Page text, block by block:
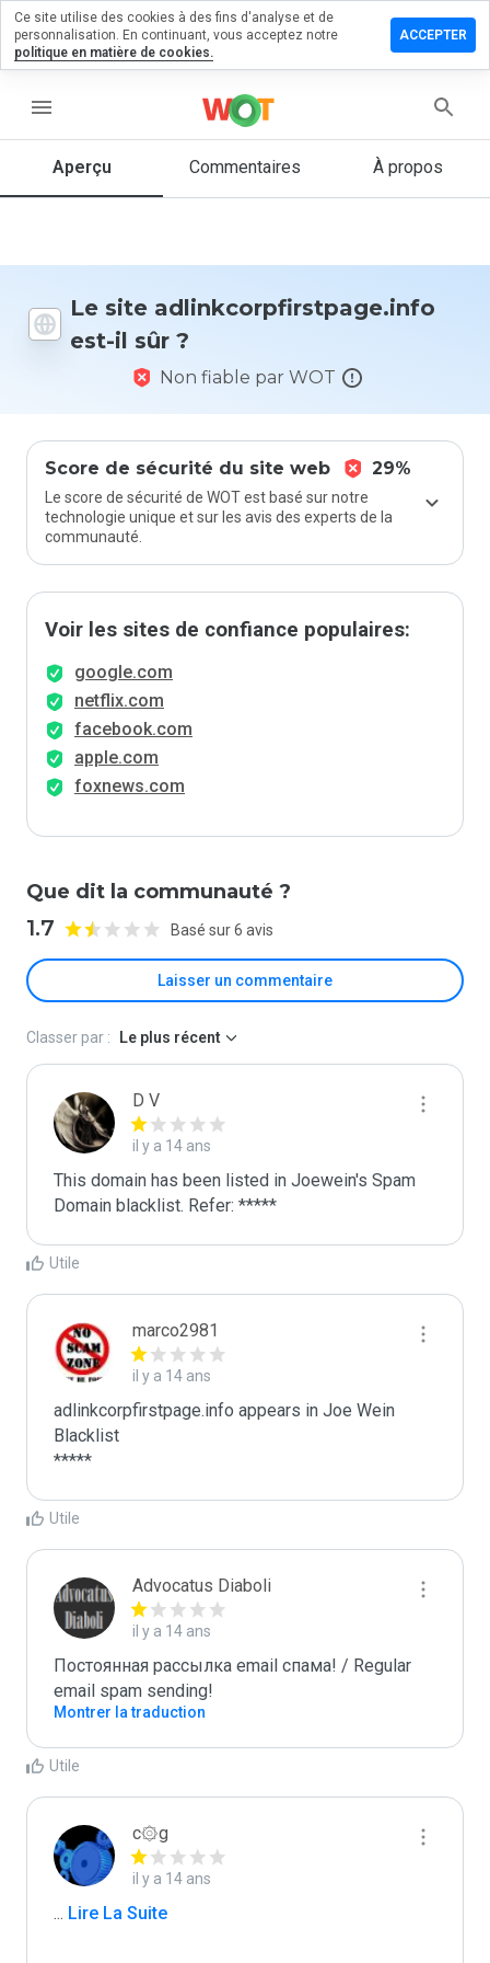
menu
Aperçu Commentaires À propos
Le site adlinkcorpfirstpage.info
est-il sûr ?
Non fiable par WOT
Score de sécurité du site web 29%
Le score de sécurité de WOT est basé sur notre
technologie unique et sur les avis des experts de la
communauté.
Voir les sites de confiance populaires:
google.com
netflix.com
facebook.com
apple.com
foxnews.com
Que dit la communauté ?
1.7 Basé sur 6 avis
Laisser un commentaire
sur
Quelle
donneriez-
Classer par : Le plus récent
D V
il y a 14 ans
This domain has been listed in Joewein's Spam
Domain blacklist. Refer: *****
Utile
marco2981
il y a 14 ans
adlinkcorpfirstpage.info appears in Joe Wein
Blacklist
*****
Utile
Advocatus Diaboli
il y a 14 ans
Постоянная рассылка email спама! / Regular
email spam sending!
Montrer la traduction
Utile
c۞g
il y a 14 ans
... Lire La Suite
Ce site utilise des cookies à des fins d'analyse et de
personnalisation. En continuant, vous acceptez notre
politique en matière de cookies.
ACCEPTER